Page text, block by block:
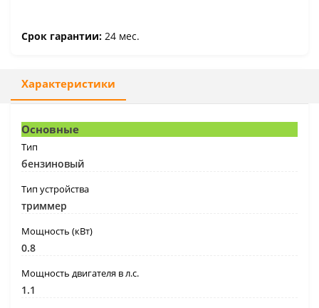
Срок гарантии: 24 мес.
Характеристики
Основные
Тип
бензиновый
Тип устройства
триммер
Мощность (кВт)
0.8
Мощность двигателя в л.с.
1.1